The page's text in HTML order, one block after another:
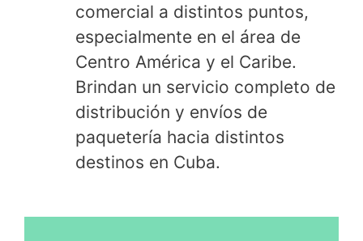
comercial a distintos puntos,
especialmente en el área de
Centro América y el Caribe.
Brindan un servicio completo de
distribución y envíos de
paquetería hacia distintos
destinos en Cuba.